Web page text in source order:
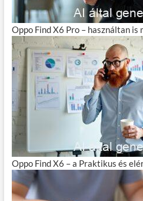
Oppo Find X6 Pro – használtan is
Oppo Find X6 – a Praktikus és